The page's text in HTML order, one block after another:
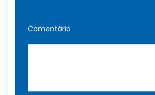
Comentário